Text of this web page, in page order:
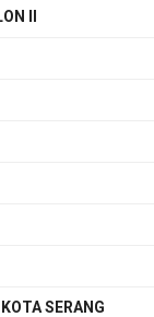
II
SERANG